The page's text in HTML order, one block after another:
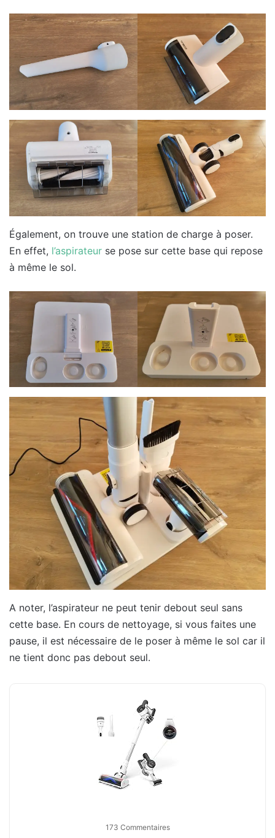
Également, on trouve une station de charge à poser.
En effet, l’aspirateur se pose sur cette base qui repose
à même le sol.
A noter, l’aspirateur ne peut tenir debout seul sans
cette base. En cours de nettoyage, si vous faites une
pause, il est nécessaire de le poser à même le sol car il
ne tient donc pas debout seul.
173 Commentaires